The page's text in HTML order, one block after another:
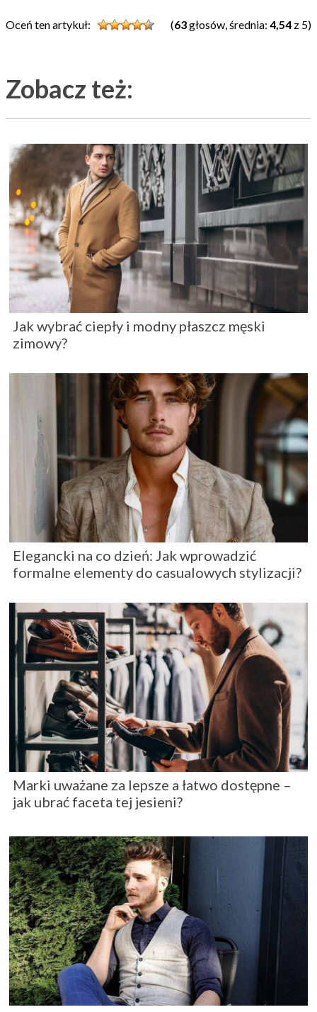
Oceń ten artykuł: (63głosów, średnia: 4,54 z 5)
Zobacz też:
Jak wybrać ciepły i modny płaszcz męski
zimowy?
Elegancki na co dzień: Jak wprowadzić
formalne elementy do casualowych stylizacji?
Marki uważane za lepsze a łatwo dostępne –
jak ubrać faceta tej jesieni?